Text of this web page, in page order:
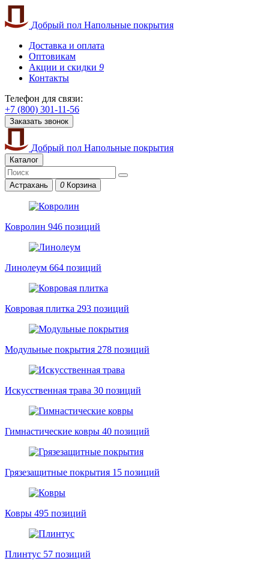
Добрый пол Напольные покрытия
Доставка и оплата
Оптовикам
Акции и скидки 9
Контакты
Телефон для связи:
+7 (800) 301-11-56
Заказать звонок
Добрый пол Напольные покрытия
Каталог
Астрахань 0 Корзина
Ковролин 946 позиций
Линолеум 664 позиций
Ковровая плитка 293 позиций
Модульные покрытия 278 позиций
Искусственная трава 30 позиций
Гимнастические ковры 40 позиций
Грязезащитные покрытия 15 позиций
Ковры 495 позиций
Плинтус 57 позиций